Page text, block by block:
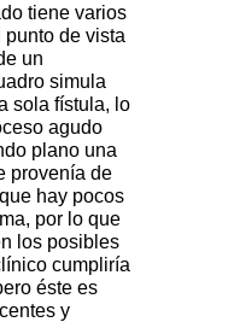
tiene varios
de vista
un
simula
sola fístula, lo
agudo
plano una
provenía de
hay pocos
por lo que
los posibles
cumpliría
éste es
y